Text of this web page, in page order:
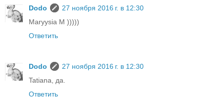
Dodo
27 ноября 2016 г. в 12:30
Maryysia M )))))
Ответить
Dodo
27 ноября 2016 г. в 12:30
Tatiana, да.
Ответить